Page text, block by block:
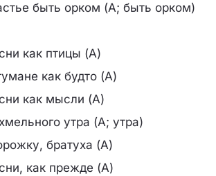
быть орком (А; быть орком)
как птицы (А)
как будто (А)
как мысли (А)
утра (А; утра)
братуха (А)
как прежде (А)